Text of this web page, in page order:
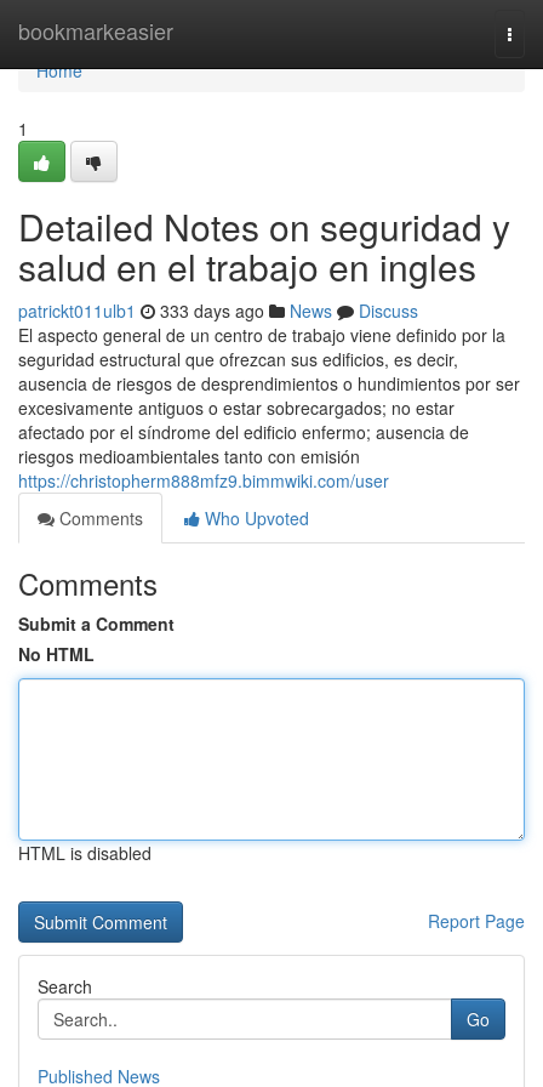
bookmarkeasier
Home
Home
1
Detailed Notes on seguridad y
salud en el trabajo en ingles
patrickt011ulb1 333 days ago News
Discuss
El aspecto general de un centro de trabajo viene definido por la
seguridad estructural que ofrezcan sus edificios, es decir,
ausencia de riesgos de desprendimientos o hundimientos por ser
excesivamente antiguos o estar sobrecargados; no estar
afectado por el síndrome del edificio enfermo; ausencia de
riesgos medioambientales tanto con emisión
https://christopherm888mfz9.bimmwiki.com/user
Comments
Who Upvoted
Comments
Submit a Comment
No HTML
HTML is disabled
Report Page
Search
Go
Published News